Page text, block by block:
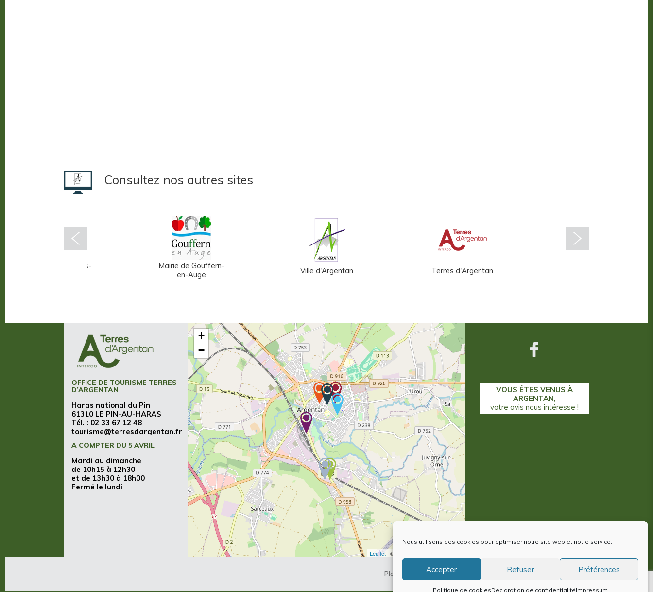
Nous utilisons des cookies pour optimiser notre site web et notre service.
Accepter Refuser Préférences
Politique de cookiesDéclaration de confidentialitéImpressum
Consultez nos autres sites
Mairie d'Écouché-les-
Mairie de Gouffern-
en-Auge
Ville d'Argentan Terres d'Argentan
OFFICE DE TOURISME TERRES
D’ARGENTAN
Haras national du Pin
61310 LE PIN-AU-HARAS
Tél. : 02 33 67 12 48
tourisme@terresdargentan.fr
A COMPTER DU 5 AVRIL
Mardi au dimanche
de 10h15 à 12h30
et de 13h30 à 18h00
Fermé le lundi
+
−
Leaflet| ©
VOUS ÊTES VENUS À
ARGENTAN,
votre avis nous intéresse !
Plan du site Mentions Légales Politique de cookies (EU)